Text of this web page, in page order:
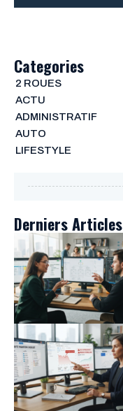
Categories
2 ROUES
ACTU
ADMINISTRATIF
AUTO
LIFESTYLE
Derniers Articles